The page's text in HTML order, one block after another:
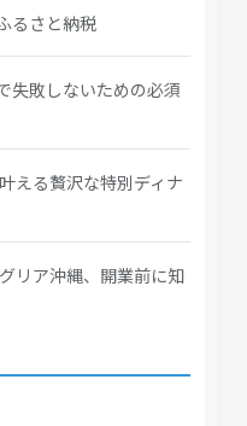
るさと納税
失敗しないための必須
える贅沢な特別ディナ
リア沖縄、開業前に知